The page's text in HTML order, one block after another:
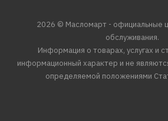
2026 © Масломарт - официальные
обслуживания.
Информация о товарах, услугах и
информационный характер и не
определяемой положениями